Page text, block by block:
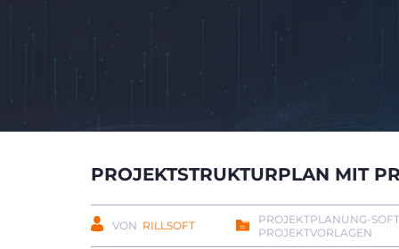
PROJEKTSTRUKTURPLAN MIT
VON RILLSOFT
PROJEKTPLANUNG-
PROJEKTVORLAGEN